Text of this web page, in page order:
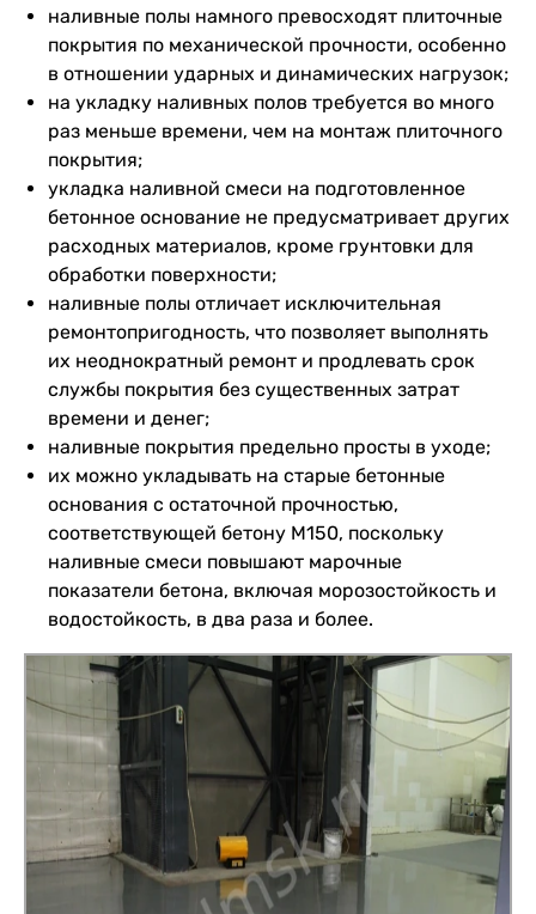
наливные полы намного превосходят плиточные
покрытия по механической прочности, особенно
в отношении ударных и динамических нагрузок;
на укладку наливных полов требуется во много
раз меньше времени, чем на монтаж плиточного
покрытия;
укладка наливной смеси на подготовленное
бетонное основание не предусматривает других
расходных материалов, кроме грунтовки для
обработки поверхности;
наливные полы отличает исключительная
ремонтопригодность, что позволяет выполнять
их неоднократный ремонт и продлевать срок
службы покрытия без существенных затрат
времени и денег;
наливные покрытия предельно просты в уходе;
их можно укладывать на старые бетонные
основания с остаточной прочностью,
соответствующей бетону М150, поскольку
наливные смеси повышают марочные
показатели бетона, включая морозостойкость и
водостойкость, в два раза и более.